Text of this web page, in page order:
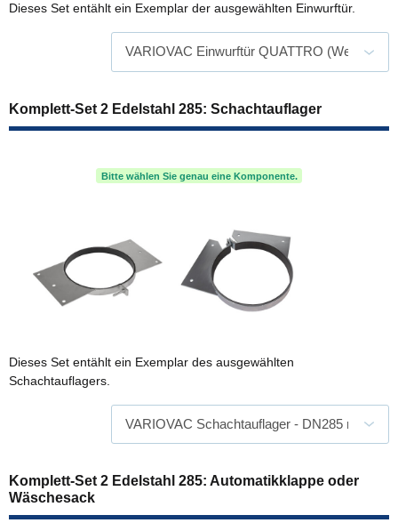
Dieses Set entählt ein Exemplar der ausgewählten Einwurftür.
Komplett-Set 2 Edelstahl 285: Schachtauflager
Bitte wählen Sie genau eine Komponente.
Dieses Set entählt ein Exemplar des ausgewählten
Schachtauflagers.
Komplett-Set 2 Edelstahl 285: Automatikklappe oder
Wäschesack